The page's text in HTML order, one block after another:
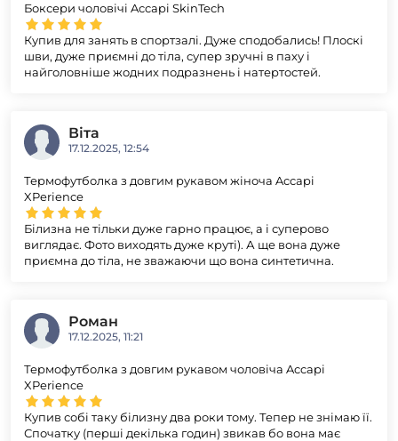
Боксери чоловічі Accapi SkinTech
Купив для занять в спортзалі. Дуже сподобались! Плоскі
шви, дуже приємні до тіла, супер зручні в паху і
найголовніше жодних подразнень і натертостей.
Віта
17.12.2025, 12:54
Термофутболка з довгим рукавом жіноча Accapi
XPerience
Білизна не тільки дуже гарно працює, а і суперово
виглядає. Фото виходять дуже круті). А ще вона дуже
приємна до тіла, не зважаючи що вона синтетична.
Роман
17.12.2025, 11:21
Термофутболка з довгим рукавом чоловіча Accapi
XPerience
Купив собі таку білизну два роки тому. Тепер не знімаю її.
Спочатку (перші декілька годин) звикав бо вона має